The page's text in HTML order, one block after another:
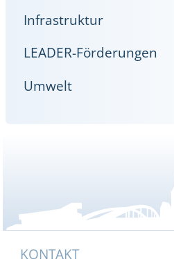
Infrastruktur
LEADER-Förderungen
Umwelt
KONTAKT